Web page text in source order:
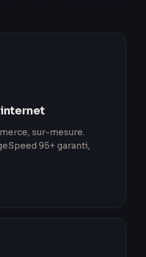
sur-mesure.
95+ garanti,